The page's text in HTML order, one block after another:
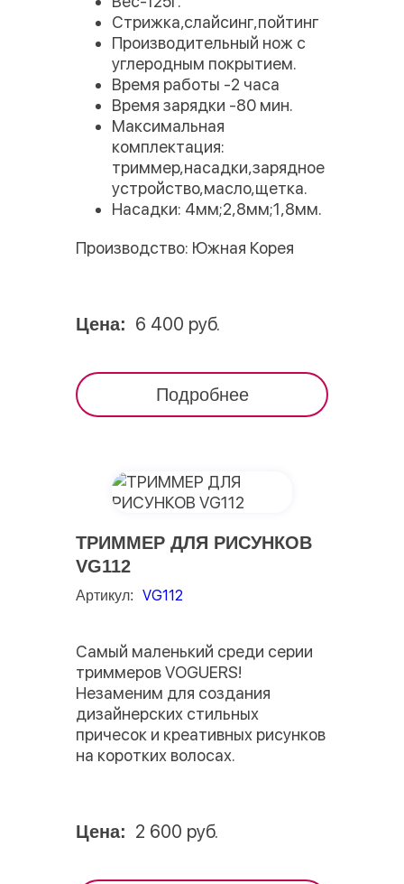
Стрижка,слайсинг,пойтинг
Производительный нож с
углеродным покрытием.
Время работы -2 часа
Время зарядки -80 мин.
Максимальная
комплектация:
триммер,насадки,зарядное
устройство,масло,щетка.
Насадки: 4мм;2,8мм;1,8мм.
Производство: Южная Корея
Цена: 6 400 руб.
Подробнее
ТРИММЕР ДЛЯ РИСУНКОВ
VG112
Артикул: VG112
Самый маленький среди серии
триммеров VOGUERS!
Незаменим для создания
дизайнерских стильных
причесок и креативных рисунков
на коротких волосах.
Цена: 2 600 руб.